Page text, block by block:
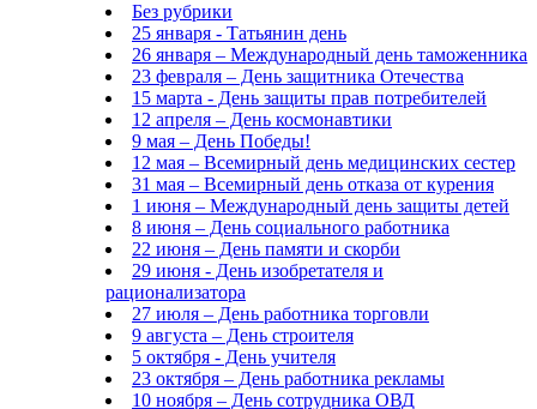
Без рубрики
25 января - Татьянин день
26 января – Международный день таможенника
23 февраля – День защитника Отечества
15 марта - День защиты прав потребителей
12 апреля – День космонавтики
9 мая – День Победы!
12 мая – Всемирный день медицинских сестер
31 мая – Всемирный день отказа от курения
1 июня – Международный день защиты детей
8 июня – День социального работника
22 июня – День памяти и скорби
29 июня - День изобретателя и
рационализатора
27 июля – День работника торговли
9 августа – День строителя
5 октября - День учителя
23 октября – День работника рекламы
10 ноября – День сотрудника ОВД